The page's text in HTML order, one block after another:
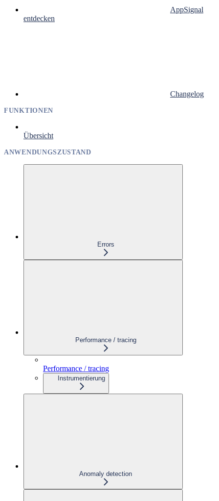
AppSignal
entdecken
Changelog
FUNKTIONEN
Übersicht
ANWENDUNGSZUSTAND
Errors
Performance / tracing
Performance / tracing
Instrumentierung
Anomaly detection